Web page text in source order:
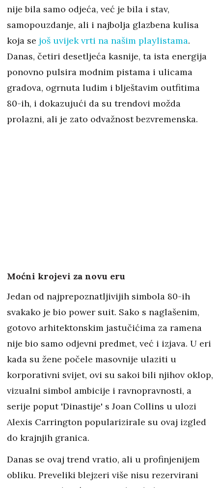
nije bila samo odjeća, već je bila i stav,
samopouzdanje, ali i najbolja glazbena kulisa
koja se još uvijek vrti na našim playlistama.
Danas, četiri desetljeća kasnije, ta ista energija
ponovno pulsira modnim pistama i ulicama
gradova, ogrnuta ludim i blještavim outfitima
80-ih, i dokazujući da su trendovi možda
prolazni, ali je zato odvažnost bezvremenska.
Moćni krojevi za novu eru
Jedan od najprepoznatljivijih simbola 80-ih
svakako je bio power suit. Sako s naglašenim,
gotovo arhitektonskim jastučićima za ramena
nije bio samo odjevni predmet, već i izjava. U eri
kada su žene počele masovnije ulaziti u
korporativni svijet, ovi su sakoi bili njihov oklop,
vizualni simbol ambicije i ravnopravnosti, a
serije poput 'Dinastije' s Joan Collins u ulozi
Alexis Carrington popularizirale su ovaj izgled
do krajnjih granica.
Danas se ovaj trend vratio, ali u profinjenijem
obliku. Preveliki blejzeri više nisu rezervirani